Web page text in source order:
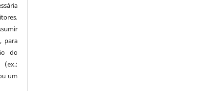
.
para
do
(ex.:
um